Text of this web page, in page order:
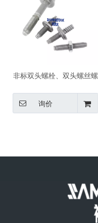
非标双头螺栓、双头螺丝螺
8.8级HRC22-32六角梅花头
询价